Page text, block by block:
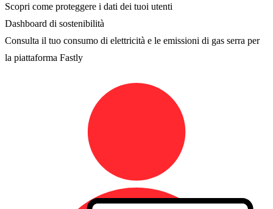
Scopri come proteggere i dati dei tuoi utenti
Dashboard di sostenibilità
Consulta il tuo consumo di elettricità e le emissioni di gas serra per
la piattaforma Fastly